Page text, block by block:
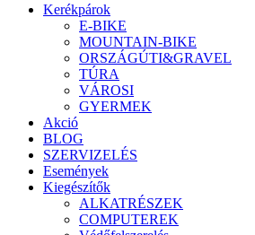
Kerékpárok
E-BIKE
MOUNTAIN-BIKE
ORSZÁGÚTI&GRAVEL
TÚRA
VÁROSI
GYERMEK
Akció
BLOG
SZERVIZELÉS
Események
Kiegészítők
ALKATRÉSZEK
COMPUTEREK